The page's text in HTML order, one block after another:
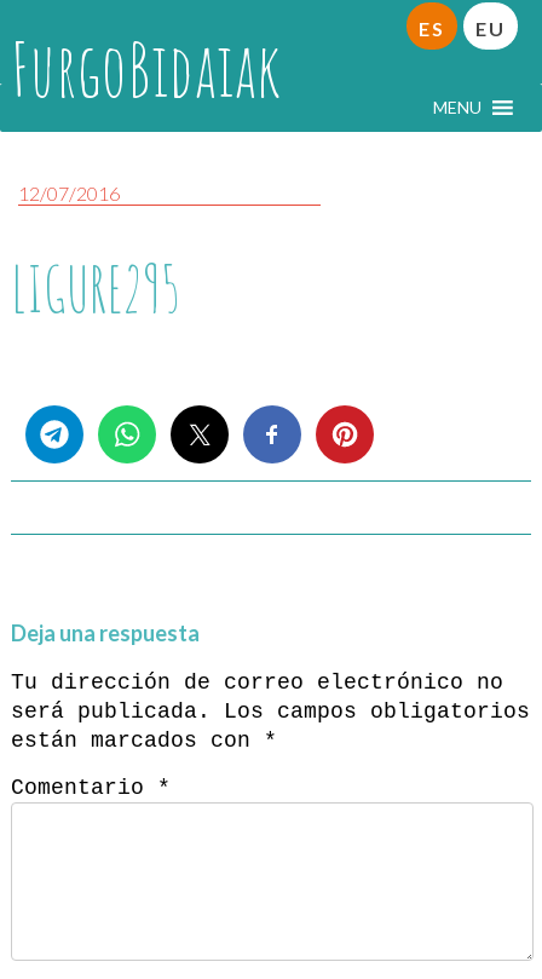
FurgoBidaiak MENU
ES EU
12/07/2016
LIGURE295
Deja una respuesta
Tu dirección de correo electrónico no
será publicada.
Los campos obligatorios
están marcados con
*
Comentario
*